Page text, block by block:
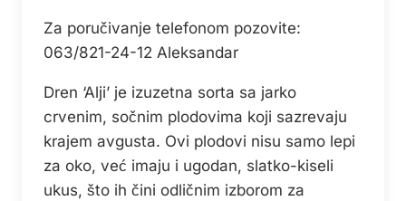
Za poručivanje telefonom pozovite:
063/821-24-12 Aleksandar
Dren ‘Alji’ je izuzetna sorta sa jarko
crvenim, sočnim plodovima koji sazrevaju
krajem avgusta. Ovi plodovi nisu samo lepi
za oko, već imaju i ugodan, slatko-kiseli
ukus, što ih čini odličnim izborom za